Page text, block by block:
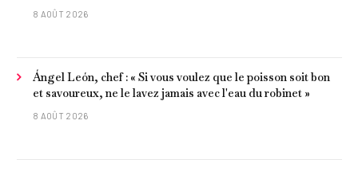
8 AOÛT 2026
Ángel León, chef : « Si vous voulez que le poisson soit bon
et savoureux, ne le lavez jamais avec l'eau du robinet »
8 AOÛT 2026